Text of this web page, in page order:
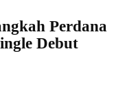
Perdana
Debut